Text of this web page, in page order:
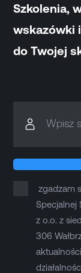
Szkolenia,
wskazówki
do Twojej
Wpisz
zgadzam
Specjalnej
z o.o. z
306